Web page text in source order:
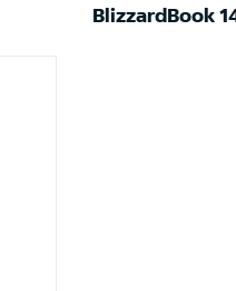
BlizzardBook